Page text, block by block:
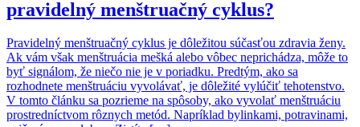
pravidelný menštruačný cyklus?
Pravidelný menštruačný cyklus je dôležitou súčasťou zdravia ženy.
Ak vám však menštruácia mešká alebo vôbec neprichádza, môže to
byť signálom, že niečo nie je v poriadku. Predtým, ako sa
rozhodnete menštruáciu vyvolávať, je dôležité vylúčiť tehotenstvo.
V tomto článku sa pozrieme na spôsoby, ako vyvolať menštruáciu
prostredníctvom rôznych metód. Napríklad bylinkami, potravinami,